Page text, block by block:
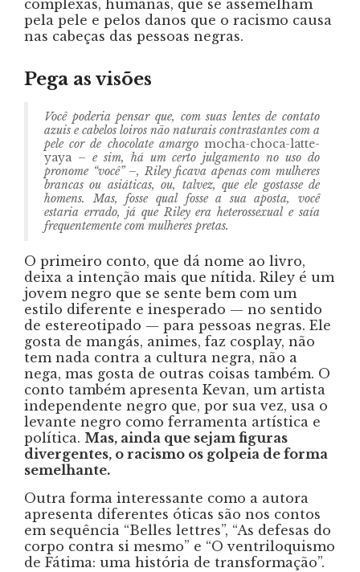
complexas, humanas, que se assemelham
pela pele e pelos danos que o racismo causa
nas cabeças das pessoas negras.
Pega as visões
Você poderia pensar que, com suas lentes de contato
azuis e cabelos loiros não naturais contrastantes com a
pele cor de chocolate amargo mocha-choca-latte-
yaya– e sim, há um certo julgamento no uso do
pronome “você” –, Riley ficava apenas com mulheres
brancas ou asiáticas, ou, talvez, que ele gostasse de
homens. Mas, fosse qual fosse a sua aposta, você
estaria errado, já que Riley era heterossexual e saía
frequentemente com mulheres pretas.
O primeiro conto, que dá nome ao livro,
deixa a intenção mais que nítida. Riley é um
jovem negro que se sente bem com um
estilo diferente e inesperado — no sentido
de estereotipado — para pessoas negras. Ele
gosta de mangás, animes, faz cosplay, não
tem nada contra a cultura negra, não a
nega, mas gosta de outras coisas também. O
conto também apresenta Kevan, um artista
independente negro que, por sua vez, usa o
levante negro como ferramenta artística e
política. Mas, ainda que sejam figuras
divergentes, o racismo os golpeia de forma
semelhante.
Outra forma interessante como a autora
apresenta diferentes óticas são nos contos
em sequência “Belles lettres”, “As defesas do
corpo contra si mesmo” e “O ventriloquismo
de Fátima: uma história de transformação”.